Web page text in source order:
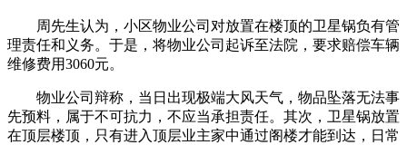
周先生认为，小区物业公司对放置在楼顶的卫星锅负有管
理责任和义务。于是，将物业公司起诉至法院，要求赔偿车辆
维修费用3060元。
物业公司辩称，当日出现极端大风天气，物品坠落无法事
先预料，属于不可抗力，不应当承担责任。其次，卫星锅放置
在顶层楼顶，只有进入顶层业主家中通过阁楼才能到达，日常